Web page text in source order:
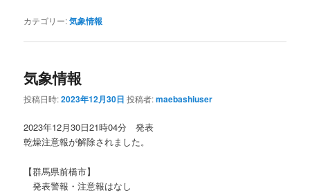
カテゴリー:気象情報
気象情報
投稿日時:2023年12月30日 投稿者:maebashiuser
2023年12月30日21時04分 発表
乾燥注意報が解除されました。
【群馬県前橋市】
発表警報・注意報はなし